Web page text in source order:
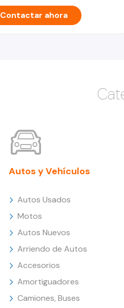
Contactar ahora
Autos y Vehículos
Autos Usados
Motos
Autos Nuevos
Arriendo de Autos
Accesorios
Amortiguadores
Camiones, Buses